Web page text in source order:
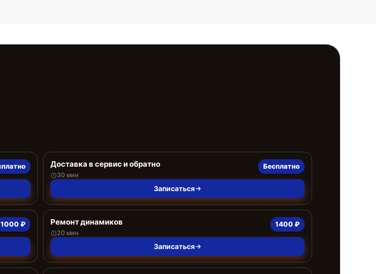
Доставка в сервис и обратно
30 мин
Бесплатно
Записаться
1000 ₽ Ремонт динамиков
20 мин
1400 ₽
Записаться